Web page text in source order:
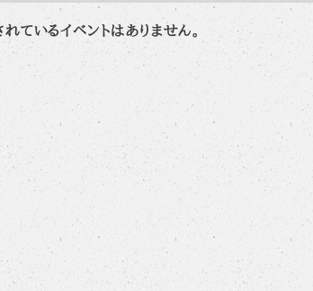
ているイベントはありません。